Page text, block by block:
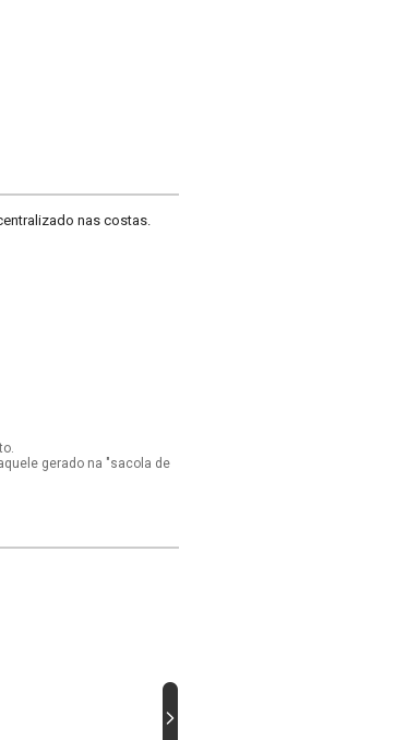
nas costas.
gerado na "sacola de